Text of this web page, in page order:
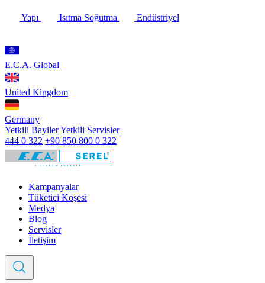
Yapı Isıtma Soğutma Endüstriyel
E.C.A. Global
United Kingdom
Germany
Yetkili BayilerYetkili Servisler
444 0 322 +90 850 800 0 322
Kampanyalar
Tüketici Köşesi
Medya
Blog
Servisler
İletişim